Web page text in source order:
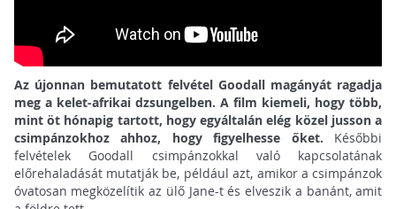
Az újonnan bemutatott felvétel Goodall magányát ragadja
meg a kelet-afrikai dzsungelben. A film kiemeli, hogy több,
mint öt hónapig tartott, hogy egyáltalán elég közel jusson a
csimpánzokhoz ahhoz, hogy figyelhesse őket. Későbbi
felvételek Goodall csimpánzokkal való kapcsolatának
előrehaladását mutatják be, például azt, amikor a csimpánzok
óvatosan megközelítik az ülő Jane-t és elveszik a banánt, amit